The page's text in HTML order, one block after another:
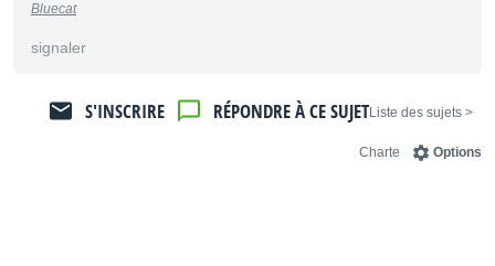
Bluecat
signaler
< Liste des sujets
RÉPONDRE À CE SUJET
S'INSCRIRE
Options
Charte